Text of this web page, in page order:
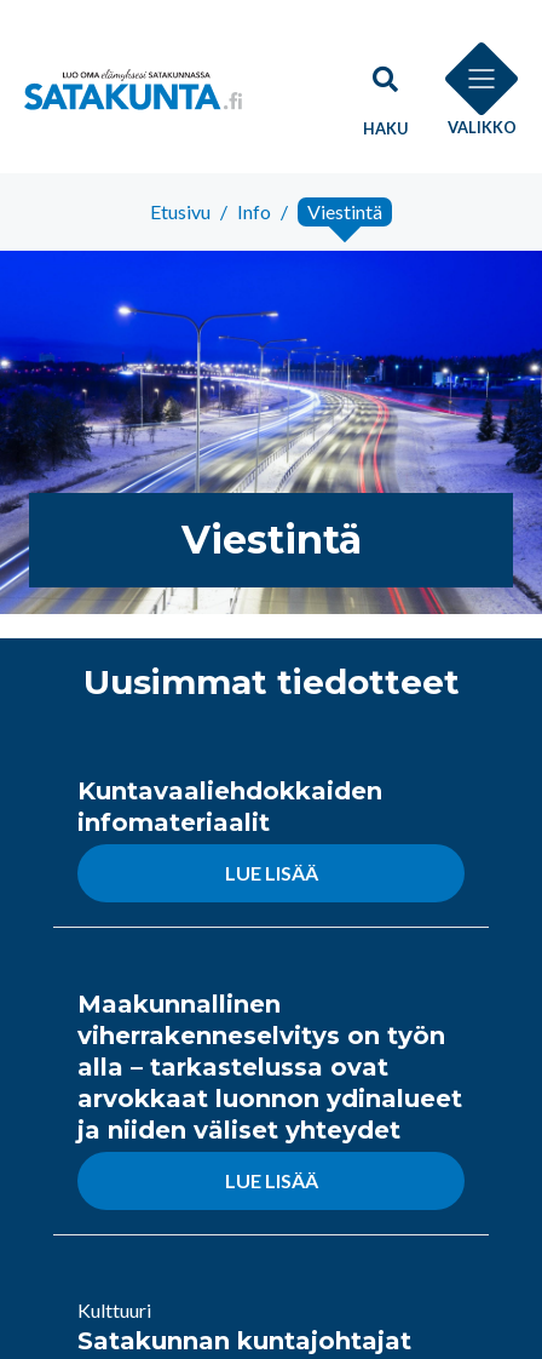
HAKU VALIKKO
Etusivu / Info / Viestintä
Viestintä
Uusimmat tiedotteet
Kuntavaaliehdokkaiden
infomateriaalit
LUE LISÄÄ
Maakunnallinen
viherrakenneselvitys on työn
alla – tarkastelussa ovat
arvokkaat luonnon ydinalueet
ja niiden väliset yhteydet
LUE LISÄÄ
Kulttuuri
Satakunnan kuntajohtajat